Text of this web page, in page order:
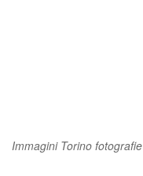
Immagini Torino fotografie